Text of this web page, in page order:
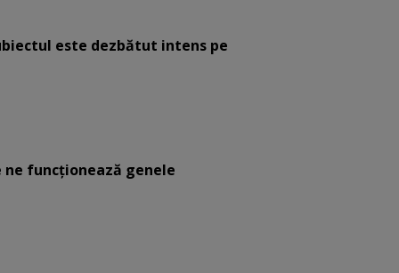
este dezbătut intens pe
ne funcţionează genele